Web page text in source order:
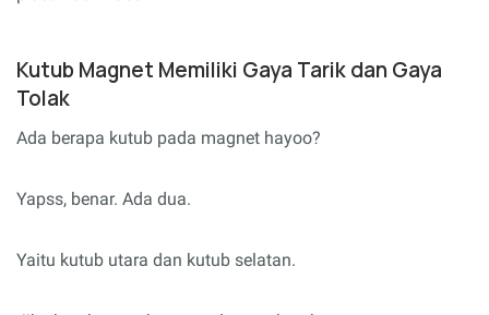
Kutub Magnet Memiliki Gaya Tarik dan Gaya
Tolak
Ada berapa kutub pada magnet hayoo?
Yapss, benar. Ada dua.
Yaitu kutub utara dan kutub selatan.